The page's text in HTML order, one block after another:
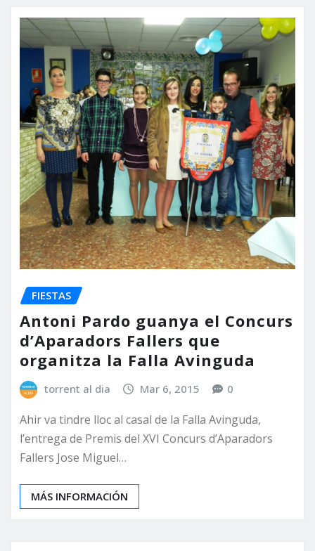
FIESTAS
Antoni Pardo guanya el Concurs
d’Aparadors Fallers que
organitza la Falla Avinguda
torrent al dia Mar 6, 2015 0
Ahir va tindre lloc al casal de la Falla Avinguda,
l’entrega de Premis del XVI Concurs d’Aparadors
Fallers Jose Miguel…
MÁS INFORMACIÓN